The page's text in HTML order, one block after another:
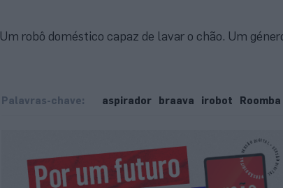
Um robô doméstico capaz de lavar o chão. Um
Palavras-chave: aspirador braava irobot Roomba